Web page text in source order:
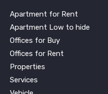
Apartment for Rent
Apartment Low to hide
Offices for Buy
Offices for Rent
Properties
Services